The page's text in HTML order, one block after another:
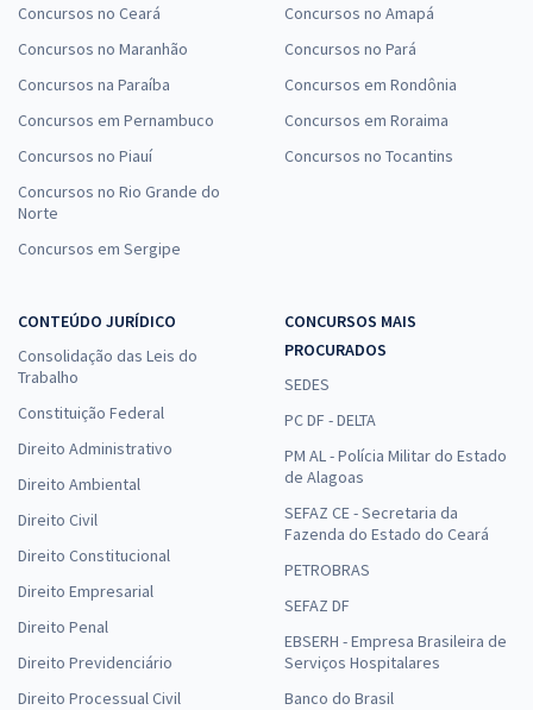
Concursos no Ceará
Concursos no Maranhão
Concursos na Paraíba
Concursos em Pernambuco
Concursos no Piauí
Concursos no Rio Grande do
Norte
Concursos em Sergipe
Concursos no Amapá
Concursos no Pará
Concursos em Rondônia
Concursos em Roraima
Concursos no Tocantins
CONTEÚDO JURÍDICO
Consolidação das Leis do
Trabalho
Constituição Federal
Direito Administrativo
Direito Ambiental
Direito Civil
Direito Constitucional
Direito Empresarial
Direito Penal
Direito Previdenciário
Direito Processual Civil
CONCURSOS MAIS
PROCURADOS
SEDES
PC DF - DELTA
PM AL - Polícia Militar do Estado
de Alagoas
SEFAZ CE - Secretaria da
Fazenda do Estado do Ceará
PETROBRAS
SEFAZ DF
EBSERH - Empresa Brasileira de
Serviços Hospitalares
Banco do Brasil